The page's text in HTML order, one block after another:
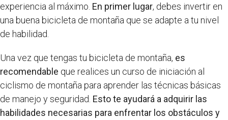
experiencia al máximo. En primer lugar, debes invertir en
una buena bicicleta de montaña que se adapte a tu nivel
de habilidad.
Una vez que tengas tu bicicleta de montaña, es
recomendable que realices un curso de iniciación al
ciclismo de montaña para aprender las técnicas básicas
de manejo y seguridad. Esto te ayudará a adquirir las
habilidades necesarias para enfrentar los obstáculos y